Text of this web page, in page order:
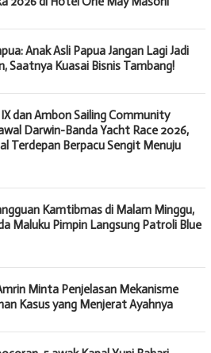
Anak Asli Papua Jangan Lagi Jadi
Saatnya Kuasai Bisnis Tambang!
dan Ambon Sailing Community
Darwin-Banda Yacht Race 2026,
Terdepan Berpacu Sengit Menuju
Kamtibmas di Malam Minggu,
Maluku Pimpin Langsung Patroli Blue
Minta Penjelasan Mekanisme
Kasus yang Menjerat Ayahnya